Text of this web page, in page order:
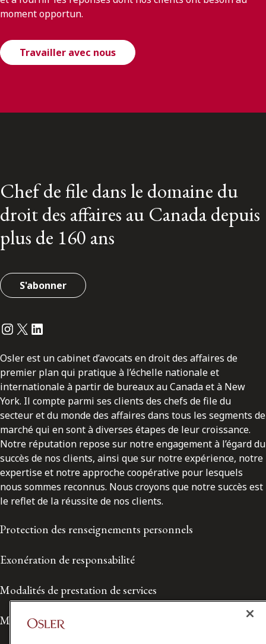
moment opportun.
Travailler avec nous
Chef de file dans le domaine du
droit des affaires au Canada depuis
plus de 160 ans
S'abonner
Instagram
Twitter
LinkedIn
Osler est un cabinet d’avocats en droit des affaires de
premier plan qui pratique à l’échelle nationale et
internationale à partir de bureaux au Canada et à New
York. Il compte parmi ses clients des chefs de file du
secteur et du monde des affaires dans tous les segments de
marché qui en sont à diverses étapes de leur croissance.
Notre réputation repose sur notre engagement à l’égard du
succès de nos clients, ainsi que sur notre expérience, notre
expertise et notre approche coopérative pour lesquels
nous sommes reconnus. Nous croyons que notre succès est
le reflet de la réussite de nos clients.
Protection des renseignements personnels
Exonération de responsabilité
Modalités de prestation de services
Modalités d'utilisation